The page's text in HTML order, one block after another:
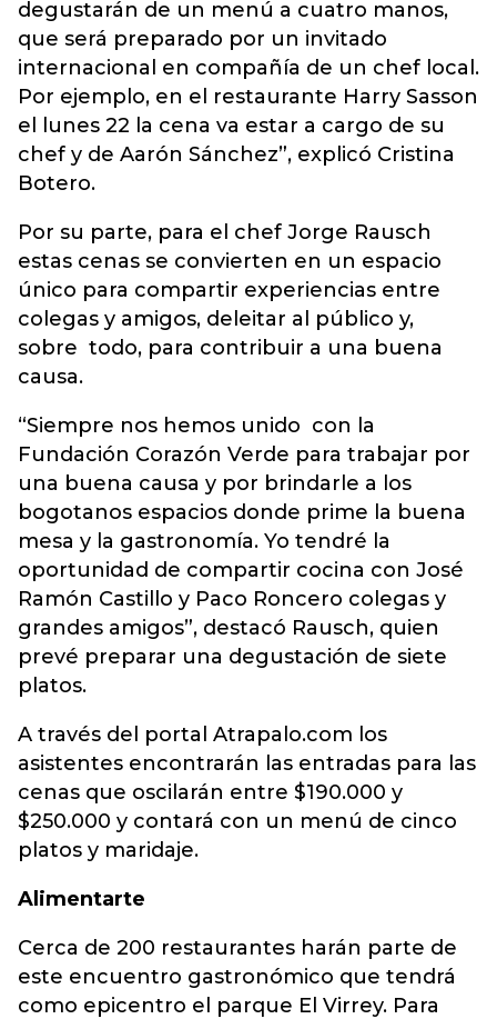
degustarán de un menú a cuatro manos,
que será preparado por un invitado
internacional en compañía de un chef local.
Por ejemplo, en el restaurante Harry Sasson
el lunes 22 la cena va estar a cargo de su
chef y de Aarón Sánchez”, explicó Cristina
Botero.
Por su parte, para el chef Jorge Rausch
estas cenas se convierten en un espacio
único para compartir experiencias entre
colegas y amigos, deleitar al público y,
sobre todo, para contribuir a una buena
causa.
“Siempre nos hemos unido con la
Fundación Corazón Verde para trabajar por
una buena causa y por brindarle a los
bogotanos espacios donde prime la buena
mesa y la gastronomía. Yo tendré la
oportunidad de compartir cocina con José
Ramón Castillo y Paco Roncero colegas y
grandes amigos”, destacó Rausch, quien
prevé preparar una degustación de siete
platos.
A través del portal Atrapalo.com los
asistentes encontrarán las entradas para las
cenas que oscilarán entre $190.000 y
$250.000 y contará con un menú de cinco
platos y maridaje.
Alimentarte
Cerca de 200 restaurantes harán parte de
este encuentro gastronómico que tendrá
como epicentro el parque El Virrey. Para